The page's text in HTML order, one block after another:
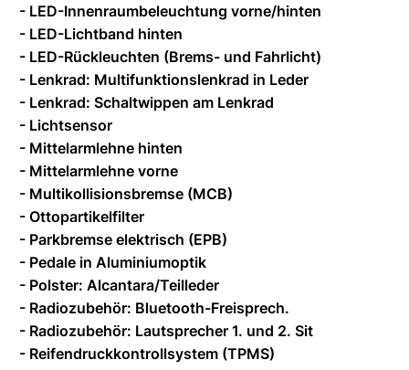
- LED-Innenraumbeleuchtung vorne/hinten
- LED-Lichtband hinten
- LED-Rückleuchten (Brems- und Fahrlicht)
- Lenkrad: Multifunktionslenkrad in Leder
- Lenkrad: Schaltwippen am Lenkrad
- Lichtsensor
- Mittelarmlehne hinten
- Mittelarmlehne vorne
- Multikollisionsbremse (MCB)
- Ottopartikelfilter
- Parkbremse elektrisch (EPB)
- Pedale in Aluminiumoptik
- Polster: Alcantara/Teilleder
- Radiozubehör: Bluetooth-Freisprech.
- Radiozubehör: Lautsprecher 1. und 2. Sit
- Reifendruckkontrollsystem (TPMS)